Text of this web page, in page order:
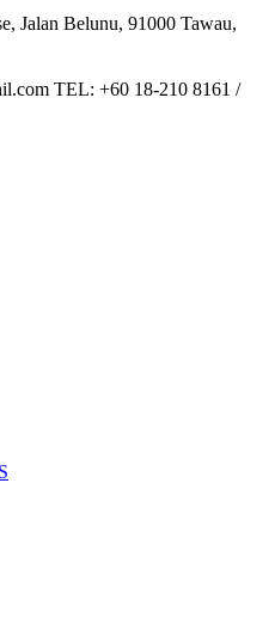
Jalan Belunu, 91000 Tawau,
TEL: +60 18-210 8161 /